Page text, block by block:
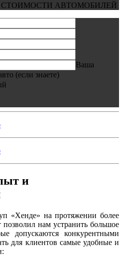
АВТОМОБИЛЕЙ
Ваша
(если знаете)
и
«Хенде» на протяжении более
нам устранить большое
допускаются конкурентными
для клиентов самые удобные и